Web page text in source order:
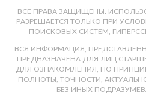
ВСЕ ПРАВА ЗАЩИЩЕНЫ.
РАЗРЕШАЕТСЯ ТОЛЬКО ПРИ
ПОИСКОВЫХ СИСТЕМ,
ВСЯ ИНФОРМАЦИЯ,
ПРЕДНАЗНАЧЕНА ДЛЯ ЛИЦ
ДЛЯ ОЗНАКОМЛЕНИЯ, ПО
ПОЛНОТЫ, ТОЧНОСТИ,
БЕЗ ИНЫХ